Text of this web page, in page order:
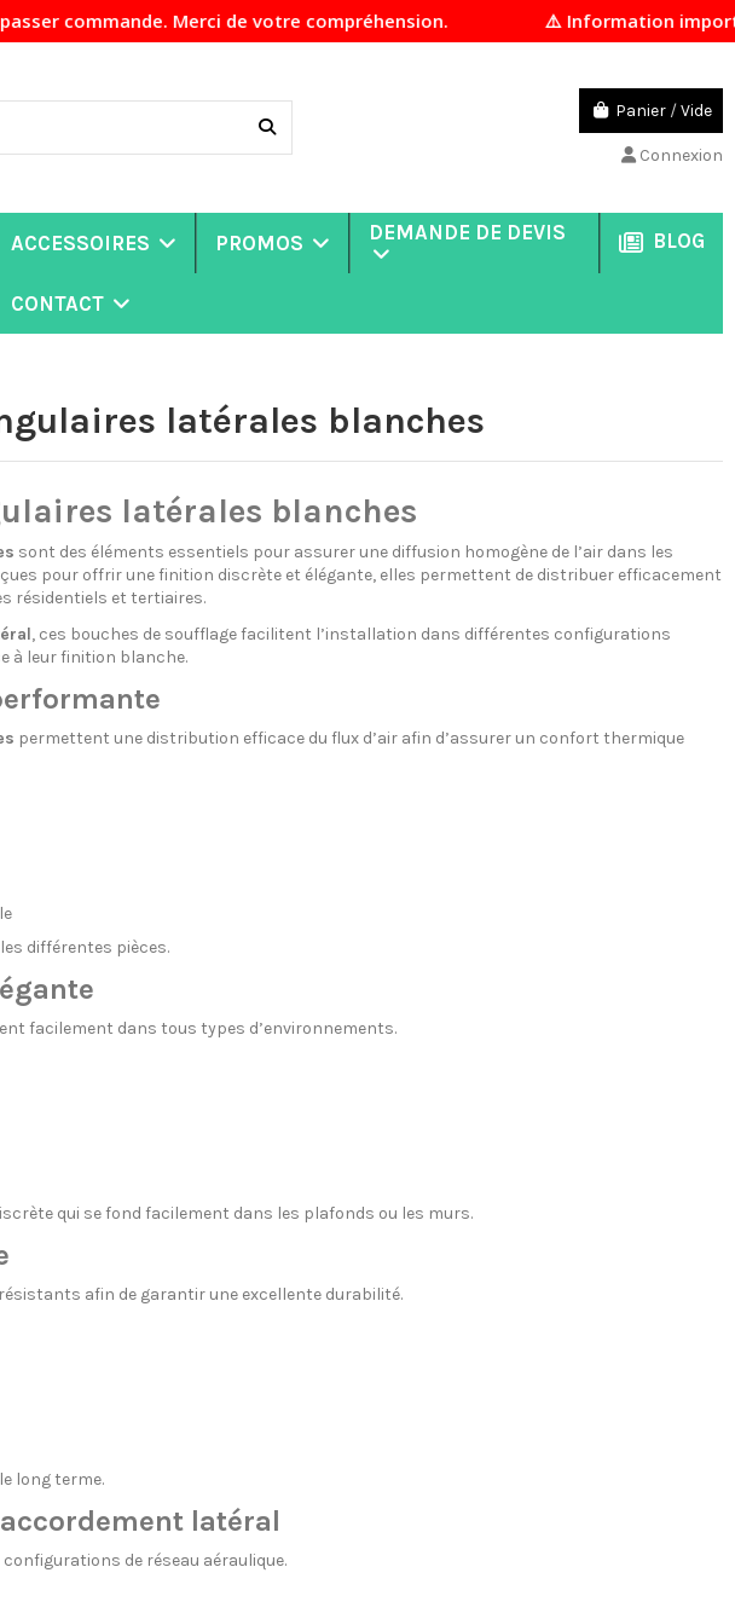
Merci de votre compréhension. ⚠️ Information importante
Panier /Vide
Connexion
ACCESSOIRES PROMOS DEMANDE DE DEVIS BLOG
CONTACT
latérales blanches
latérales blanches
sont des éléments essentiels pour assurer une diffusion homogène de l’air dans les
pour offrir une finition discrète et élégante, elles permettent de distribuer efficacement
résidentiels et tertiaires.
, ces bouches de soufflage facilitent l’installation dans différentes configurations
à leur finition blanche.
permettent une distribution efficace du flux d’air afin d’assurer un confort thermique
différentes pièces.
facilement dans tous types d’environnements.
qui se fond facilement dans les plafonds ou les murs.
afin de garantir une excellente durabilité.
long terme.
latéral
de réseau aéraulique.